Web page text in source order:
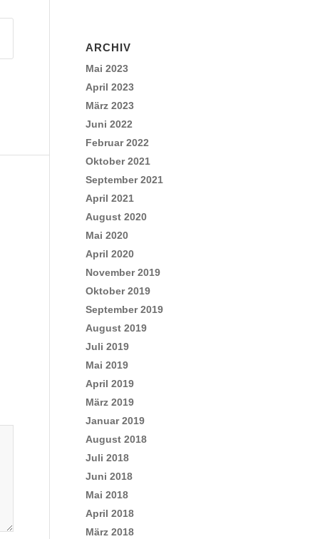
ARCHIV
Mai 2023
April 2023
März 2023
Juni 2022
Februar 2022
Oktober 2021
September 2021
April 2021
August 2020
Mai 2020
April 2020
November 2019
Oktober 2019
September 2019
August 2019
Juli 2019
Mai 2019
April 2019
März 2019
Januar 2019
August 2018
Juli 2018
Juni 2018
Mai 2018
April 2018
März 2018